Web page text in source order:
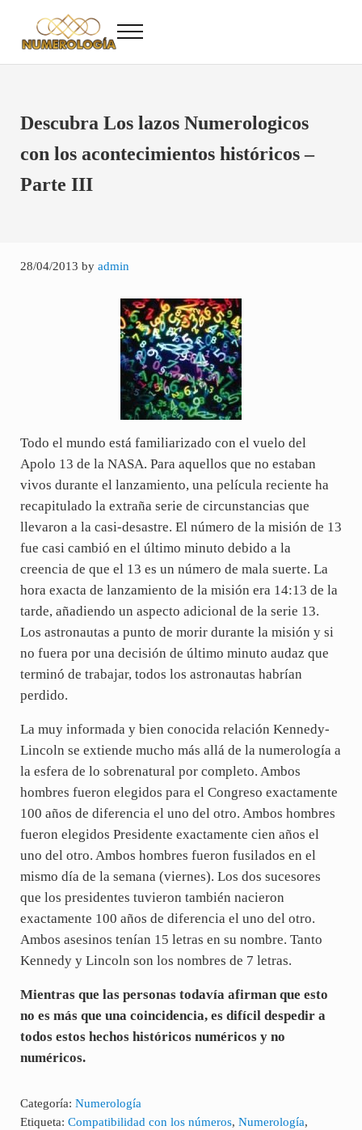
Numerología
Menu
Descubra Los lazos Numerologicos
con los acontecimientos históricos –
Parte III
28/04/2013 by admin
Todo el mundo está familiarizado con el vuelo del
Apolo 13 de la NASA. Para aquellos que no estaban
vivos durante el lanzamiento, una película reciente ha
recapitulado la extraña serie de circunstancias que
llevaron a la casi-desastre. El número de la misión de 13
fue casi cambió en el último minuto debido a la
creencia de que el 13 es un número de mala suerte. La
hora exacta de lanzamiento de la misión era 14:13 de la
tarde, añadiendo un aspecto adicional de la serie 13.
Los astronautas a punto de morir durante la misión y si
no fuera por una decisión de último minuto audaz que
terminó de trabajar, todos los astronautas habrían
perdido.
La muy informada y bien conocida relación Kennedy-
Lincoln se extiende mucho más allá de la numerología a
la esfera de lo sobrenatural por completo. Ambos
hombres fueron elegidos para el Congreso exactamente
100 años de diferencia el uno del otro. Ambos hombres
fueron elegidos Presidente exactamente cien años el
uno del otro. Ambos hombres fueron fusilados en el
mismo día de la semana (viernes). Los dos sucesores
que los presidentes tuvieron también nacieron
exactamente 100 años de diferencia el uno del otro.
Ambos asesinos tenían 15 letras en su nombre. Tanto
Kennedy y Lincoln son los nombres de 7 letras.
Mientras que las personas todavía afirman que esto
no es más que una coincidencia, es difícil despedir a
todos estos hechos históricos numéricos y no
numéricos.
Categoría: Numerología
Etiqueta: Compatibilidad con los números, Numerología,